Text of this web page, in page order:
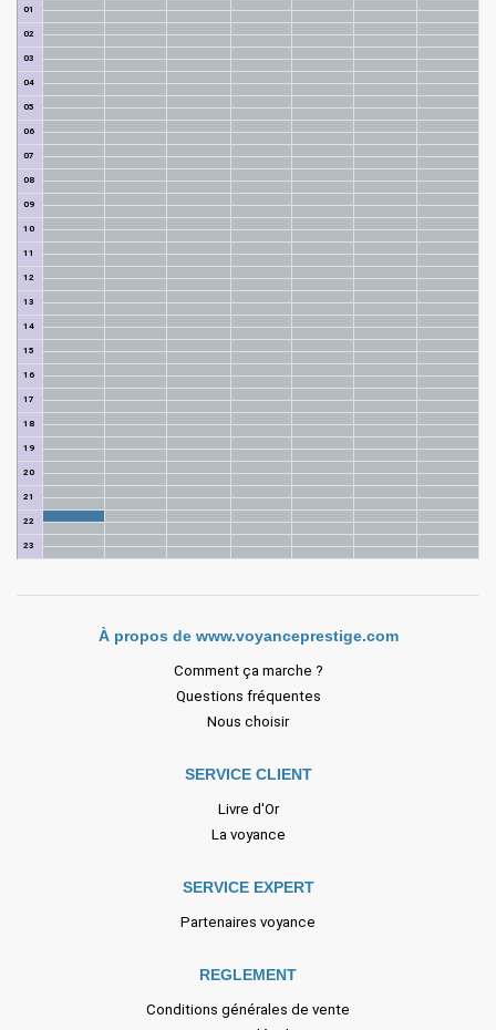
01
02
03
04
05
06
07
08
09
10
11
12
13
14
15
16
17
18
19
20
21
22
23
À propos de www.voyanceprestige.com
Comment ça marche ?
Questions fréquentes
Nous choisir
SERVICE CLIENT
Livre d'Or
La voyance
SERVICE EXPERT
Partenaires voyance
REGLEMENT
Conditions générales de vente